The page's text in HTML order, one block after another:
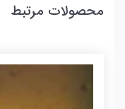
محصولات مرتبط